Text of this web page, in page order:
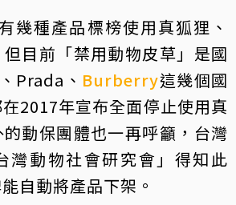
幾種產品標榜使用真狐狸、
目前「禁用動物皮草」是國
Prada、 Burberry這幾個國
2017年宣布全面停止使用真
動保團體也一再呼籲，台灣
灣動物社會研究會」得知此
自動將產品下架。